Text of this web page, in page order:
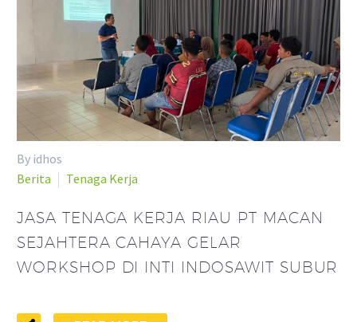
By idhos
Berita
Tenaga Kerja
JASA TENAGA KERJA RIAU PT MACAN
SEJAHTERA CAHAYA GELAR
WORKSHOP DI INTI INDOSAWIT SUBUR